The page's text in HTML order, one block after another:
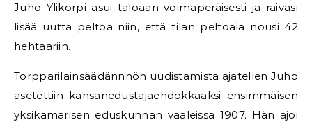
Juho Ylikorpi asui taloaan voimaperäisesti ja raivasi
lisää uutta peltoa niin, että tilan peltoala nousi 42
hehtaariin.
Torpparilainsäädännnön uudistamista ajatellen Juho
asetettiin kansanedustajaehdokkaaksi ensimmäisen
yksikamarisen eduskunnan vaaleissa 1907. Hän ajoi